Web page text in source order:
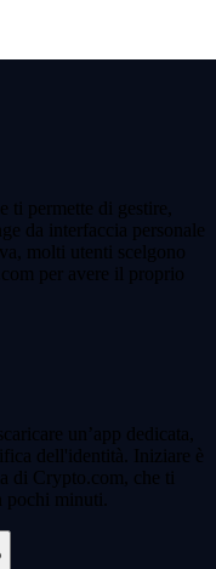
ti permette di gestire,
da interfaccia personale
molti utenti scelgono
per avere il proprio
un’app dedicata,
dell'identità. Iniziare è
di Crypto.com, che ti
pochi minuti.